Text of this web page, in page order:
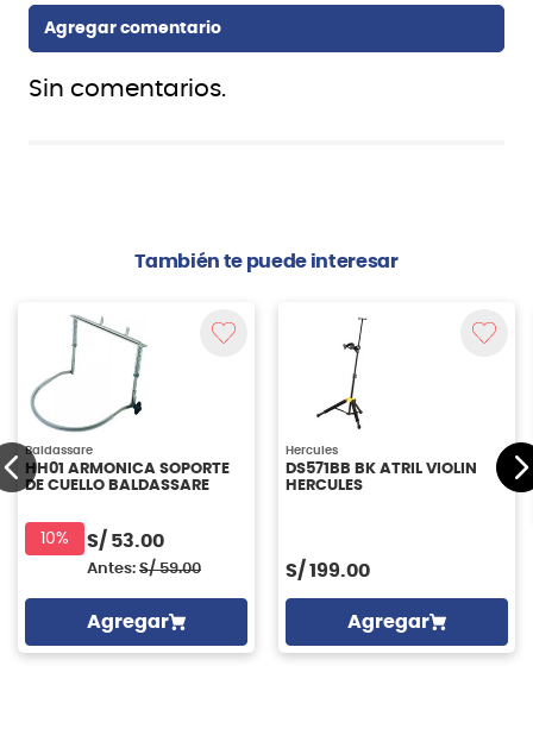
Sin comentarios.
También te puede interesar
Baldassare
HH01 ARMONICA SOPORTE
DE CUELLO BALDASSARE
10% S/ 53.00
Antes: S/ 59.00
Agregar
Hercules
DS571BB BK ATRIL VIOLIN
HERCULES
S/ 199.00
Agregar